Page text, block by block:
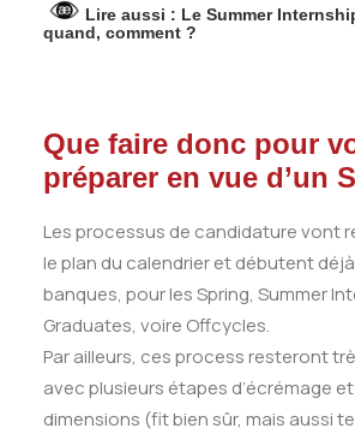
Lire aussi : Le Summer
quand, comment ?
Que faire donc pour
préparer en vue d’un
Les processus de candidature vont
le plan du calendrier et débutent
banques, pour les Spring, Summer
Graduates, voire Offcycles.
Par ailleurs, ces process resteront
avec plusieurs étapes d’écrémage
dimensions (fit bien sûr, mais aussi